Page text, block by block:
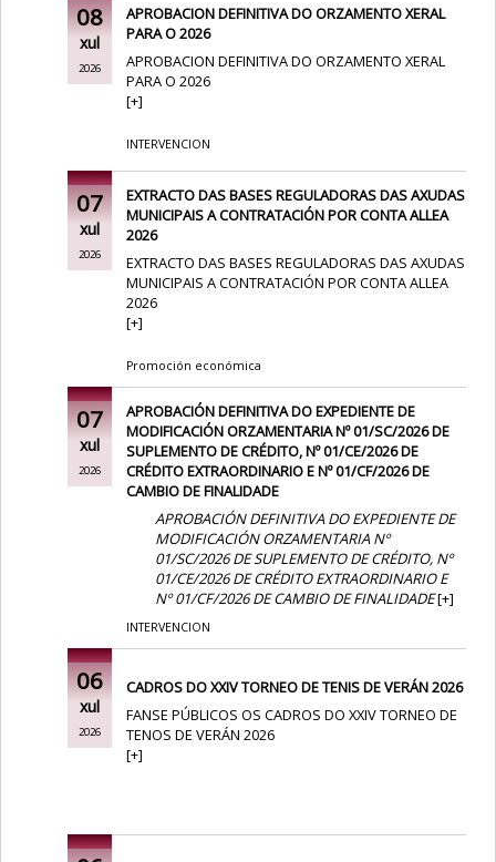
08
xul
2026
APROBACION DEFINITIVA DO ORZAMENTO XERAL
PARA O 2026
APROBACION DEFINITIVA DO ORZAMENTO XERAL
PARA O 2026
[+]
INTERVENCION
07
xul
2026
EXTRACTO DAS BASES REGULADORAS DAS AXUDAS
MUNICIPAIS A CONTRATACIÓN POR CONTA ALLEA
2026
EXTRACTO DAS BASES REGULADORAS DAS AXUDAS
MUNICIPAIS A CONTRATACIÓN POR CONTA ALLEA
2026
[+]
Promoción económica
07
xul
2026
APROBACIÓN DEFINITIVA DO EXPEDIENTE DE
MODIFICACIÓN ORZAMENTARIA Nº 01/SC/2026 DE
SUPLEMENTO DE CRÉDITO, Nº 01/CE/2026 DE
CRÉDITO EXTRAORDINARIO E Nº 01/CF/2026 DE
CAMBIO DE FINALIDADE
APROBACIÓN DEFINITIVA DO EXPEDIENTE DE
MODIFICACIÓN ORZAMENTARIA Nº
01/SC/2026 DE SUPLEMENTO DE CRÉDITO, Nº
01/CE/2026 DE CRÉDITO EXTRAORDINARIO E
Nº 01/CF/2026 DE CAMBIO DE FINALIDADE[+]
INTERVENCION
06
xul
2026
CADROS DO XXIV TORNEO DE TENIS DE VERÁN 2026
FANSE PÚBLICOS OS CADROS DO XXIV TORNEO DE
TENOS DE VERÁN 2026
[+]